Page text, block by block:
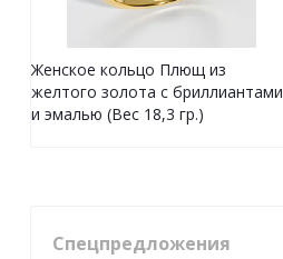
Женское кольцо Плющ из
желтого золота с бриллиантами
и эмалью (Вес 18,3 гр.)
Спецпредложения